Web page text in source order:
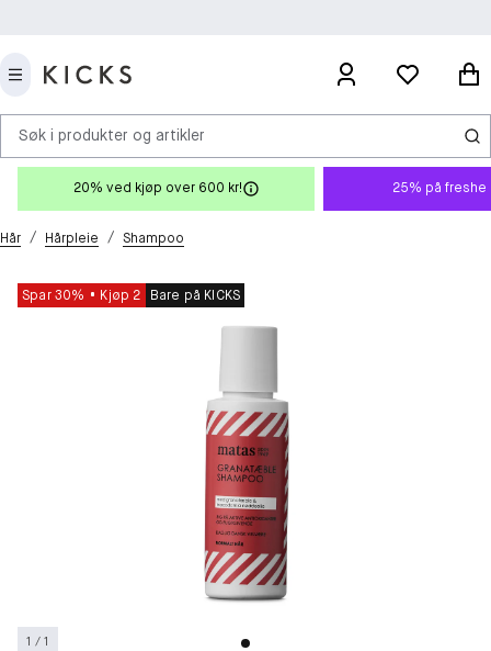
Søk i produkter og artikler
20% ved kjøp over 600 kr! 25% på freshe
Hår / Hårpleie / Shampoo
Spar 30% Kjøp 2 Bare på KICKS
1 / 1